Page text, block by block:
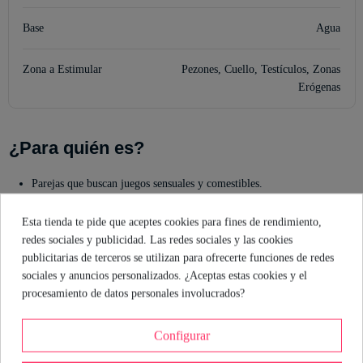
Base Agua
Zona a Estimular
Pezones, Cuello, Testículos, Zonas
Erógenas
¿Para quién es?
Parejas que buscan juegos sensuales y comestibles.
Amantes del dulce que no se conforman con lo clásico.
Usuarios que desean compatibilidad con preservativos y juguetes.
Un gel pensado para quienes quieren mezclar placer y sabor sin
complicaciones. Si buscas un lubricante que se come y se disfruta, aquí
tienes el tuyo.
Esta tienda te pide que aceptes cookies para fines de rendimiento,
redes sociales y publicidad. Las redes sociales y las cookies
publicitarias de terceros se utilizan para ofrecerte funciones de redes
sociales y anuncios personalizados. ¿Aceptas estas cookies y el
procesamiento de datos personales involucrados?
Configurar